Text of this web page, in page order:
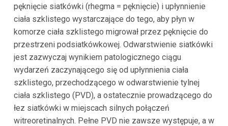
pęknięcie siatkówki (rhegma = pęknięcie) i upłynnienie
ciała szklistego wystarczające do tego, aby płyn w
komorze ciała szklistego migrował przez pęknięcie do
przestrzeni podsiatkówkowej. Odwarstwienie siatkówki
jest zazwyczaj wynikiem patologicznego ciągu
wydarzeń zaczynającego się od upłynnienia ciała
szklistego, przechodzącego w odwarstwienie tylnej
ciała szklistego (PVD), a ostatecznie prowadzącego do
łez siatkówki w miejscach silnych połączeń
witreoretinalnych. Pełne PVD nie zawsze występuje, a w